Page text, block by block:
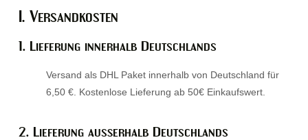
I. Versandkosten
1. Lieferung innerhalb Deutschlands​
Versand als DHL Paket innerhalb von Deutschland für
6,50 €. Kostenlose Lieferung ab 50€ Einkaufswert.
2. Lieferung außerhalb Deutschlands​